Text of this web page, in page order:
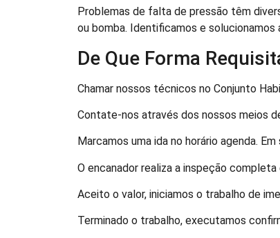
Problemas de falta de pressão têm
ou bomba. Identificamos e solucionamos
De Que Forma
Chamar nossos técnicos no Conjunto
Contate-nos através dos nossos meios
Marcamos uma ida no horário agenda.
O encanador realiza a inspeção
Aceito o valor, iniciamos o trabalho de
Terminado o trabalho, executamos